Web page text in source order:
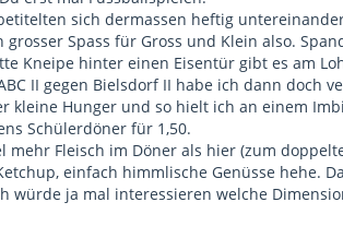
sich dermassen heftig
grosser Spass für Gross und Klein also.
Kneipe hinter einen Eisentür gibt es am
II gegen Bielsdorf II habe ich dann doch
kleine Hunger und so hielt ich an einem
Schülerdöner für 1,50.
mehr Fleisch im Döner als hier (zum
einfach himmlische Genüsse hehe.
würde ja mal interessieren welche